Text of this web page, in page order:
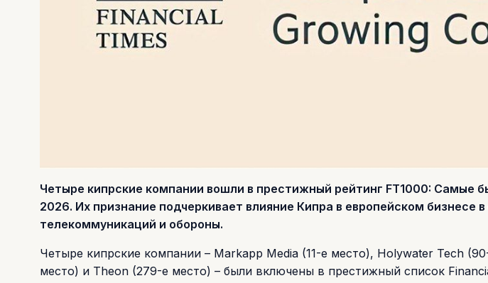
Четыре кипрские компании вошли в престижный рейтинг FT1000: Самые
2026. Их признание подчеркивает влияние Кипра в европейском бизнесе
телекоммуникаций и обороны.
Четыре кипрские компании – Markapp Media (11-е место), Holywater Tech
место) и Theon (279-е место) – были включены в престижный список